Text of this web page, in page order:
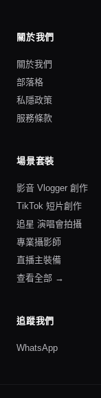
關於我們
關於我們
部落格
私隱政策
服務條款
場景套裝
影音 Vlogger 創作
TikTok 短片創作
追星 演唱會拍攝
專業攝影師
直播主裝備
查看全部 →
追蹤我們
WhatsApp